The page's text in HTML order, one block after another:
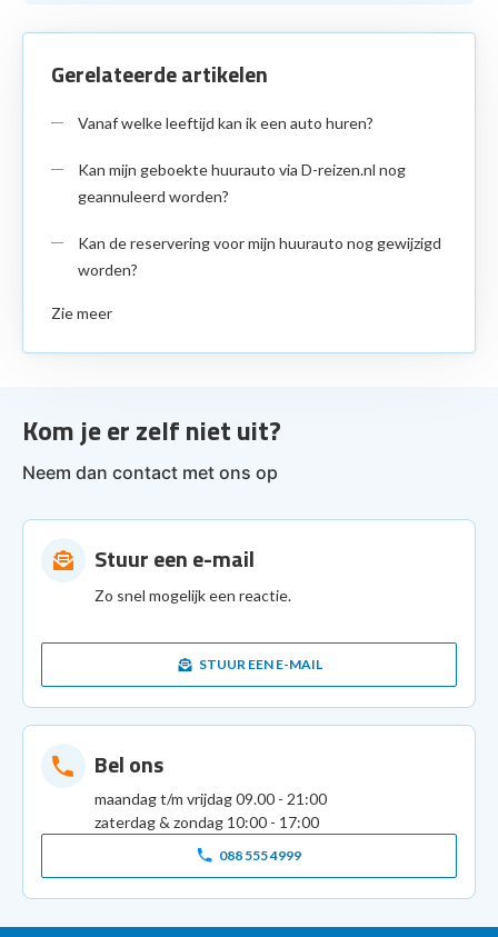
Gerelateerde artikelen
Vanaf welke leeftijd kan ik een auto huren?
Kan mijn geboekte huurauto via D-reizen.nl nog
geannuleerd worden?
Kan de reservering voor mijn huurauto nog gewijzigd
worden?
Zie meer
Kom je er zelf niet uit?
Neem dan contact met ons op
Stuur een e-mail
Zo snel mogelijk een reactie.
STUUR EEN E-MAIL
Bel ons
maandag t/m vrijdag 09.00 - 21:00
zaterdag & zondag 10:00 - 17:00
088 555 4999